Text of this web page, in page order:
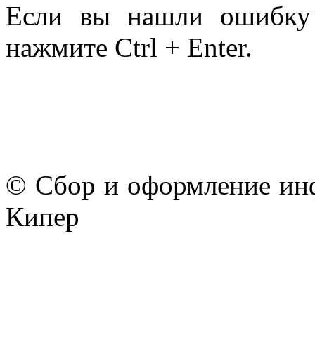
Если вы нашли ошибку
нажмите Ctrl + Enter.
© Сбор и оформление
Кипер